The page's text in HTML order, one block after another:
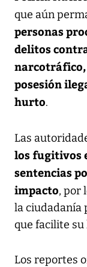
que aún
personas
delitos
narcotráfico,
posesión
hurto.
Las
los fugitivos
sentencias
impacto, por
la ciudadanía
que facilite su
Los reportes